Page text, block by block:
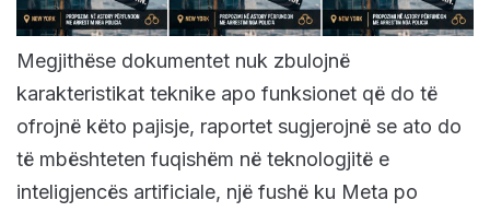
Megjithëse dokumentet nuk zbulojnë
karakteristikat teknike apo funksionet që do të
ofrojnë këto pajisje, raportet sugjerojnë se ato do
të mbështeten fuqishëm në teknologjitë e
inteligjencës artificiale, një fushë ku Meta po